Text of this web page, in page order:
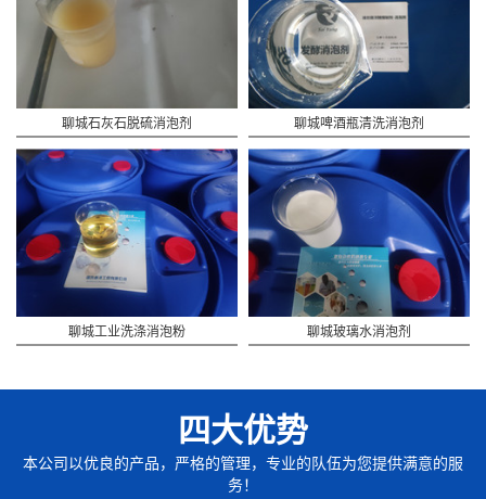
聊城石灰石脱硫消泡剂 聊城啤酒瓶清洗消泡剂
聊城工业洗涤消泡粉 聊城玻璃水消泡剂
四大优势
本公司以优良的产品，严格的管理，专业的队伍为您提供满意的服
务！